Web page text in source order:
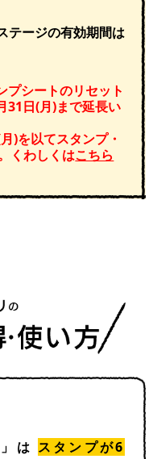
テージの有効期間は
プシートのリセット
31日(月)まで延長い
)を以てスタンプ・
くわしくはこちら
は スタンプが6